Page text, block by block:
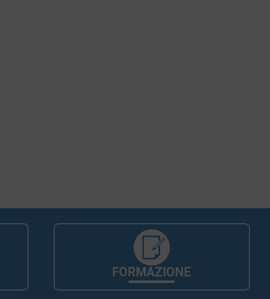
FORMAZIONE